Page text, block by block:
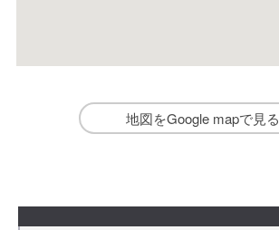
地図をGoogle mapで見る